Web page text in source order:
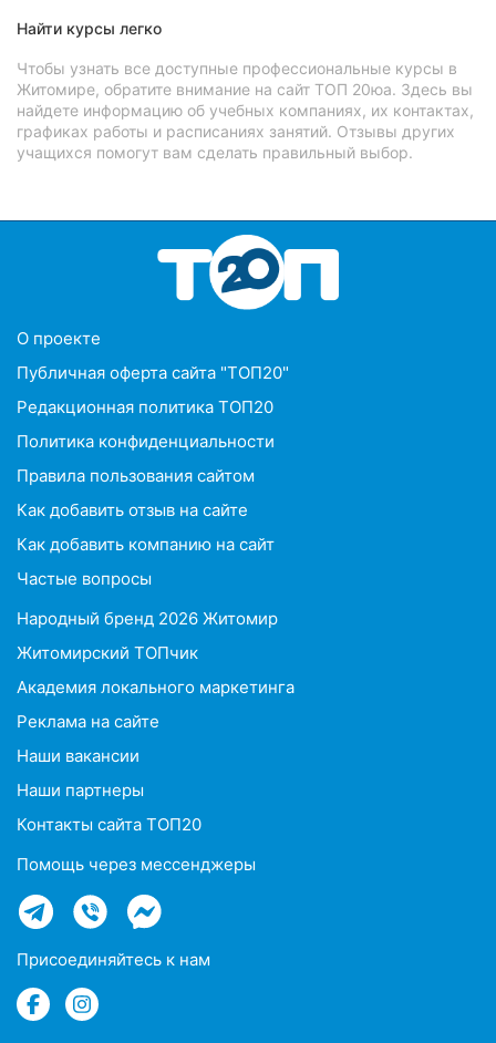
Найти курсы легко
Чтобы узнать все доступные профессиональные курсы в
Житомире, обратите внимание на сайт ТОП 20юа. Здесь вы
найдете информацию об учебных компаниях, их контактах,
графиках работы и расписаниях занятий. Отзывы других
учащихся помогут вам сделать правильный выбор.
О проекте
Публичная оферта сайта "ТОП20"
Редакционная политика ТОП20
Политика конфиденциальности
Правила пользования сайтом
Как добавить отзыв на сайте
Как добавить компанию на сайт
Частые вопросы
Народный бренд 2026 Житомир
Житомирский ТОПчик
Академия локального маркетинга
Реклама на сайте
Наши вакансии
Наши партнеры
Контакты сайта ТОП20
Помощь через мессенджеры
Присоединяйтесь к нам